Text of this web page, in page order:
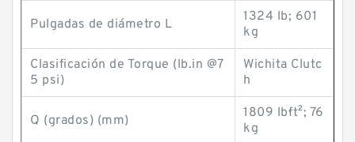
Pulgadas de diámetro L
1324 lb; 601
kg
Clasificación de Torque (lb.in @7
5 psi)
Wichita Clutc
h
Q (grados) (mm)
1809 lb·ft²; 76
kg